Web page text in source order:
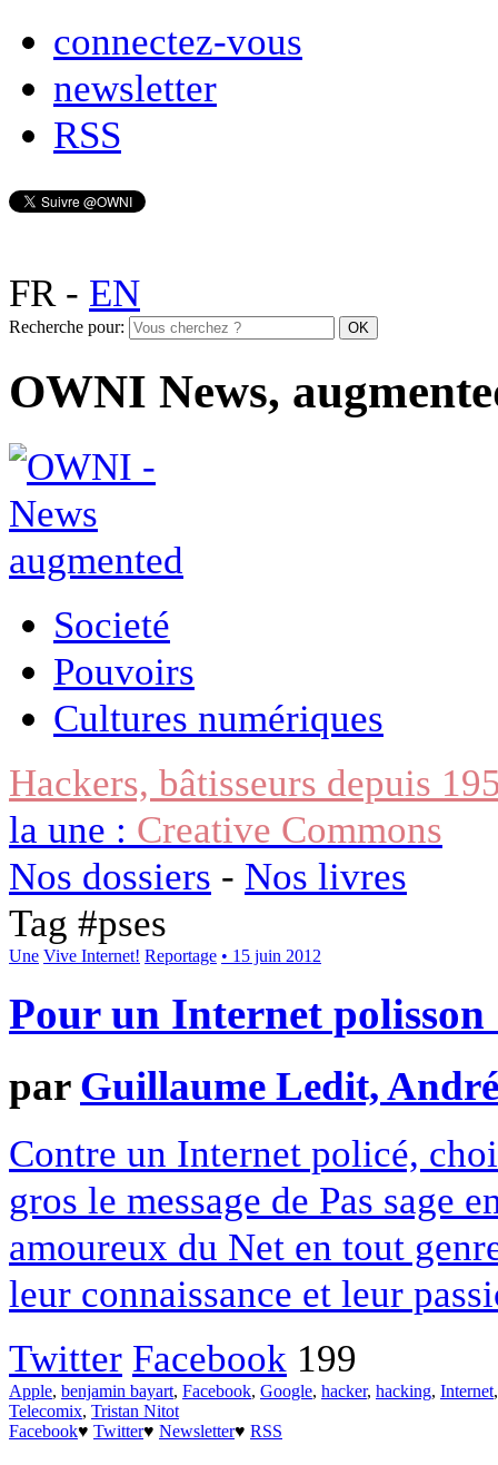
connectez-vous
newsletter
RSS
FR- EN
Recherche pour:
OWNI News,
Societé
Pouvoirs
Cultures numériques
Hackers, bâtisseurs depuis
la une : Creative Commons
Nos dossiers - Nos livres
Tag #pses
Une Vive Internet! Reportage • 15 juin 2012
Pour un Internet polisson
par Guillaume Ledit,
Contre un Internet policé,
gros le message de Pas sage
amoureux du Net en tout
leur connaissance et leur
Twitter Facebook 199
Apple, benjamin bayart, Facebook, Google, hacker, hacking, Internet
Telecomix, Tristan Nitot
Facebook♥ Twitter♥ Newsletter♥ RSS